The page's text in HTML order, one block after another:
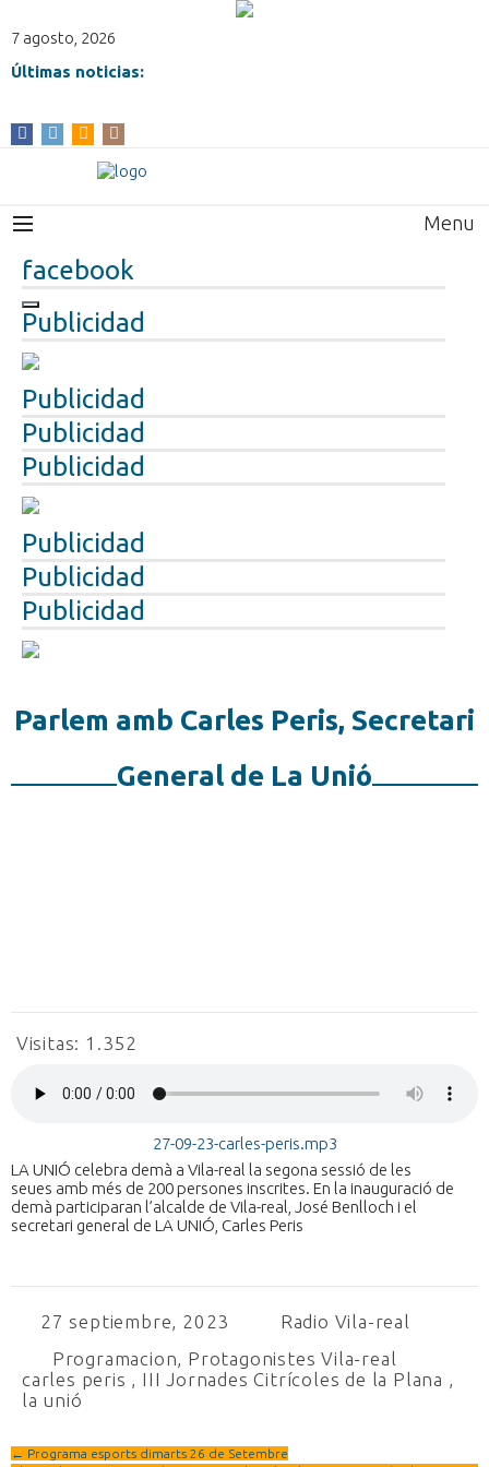
7 agosto, 2026
Últimas noticias:
Menu
facebook
Publicidad
Publicidad
Publicidad
Publicidad
Publicidad
Publicidad
Publicidad
Parlem amb Carles Peris, Secretari
General de La Unió
Visitas: 1.352
27-09-23-carles-peris.mp3
LA UNIÓ celebra demà a Vila-real la segona sessió de les
seues amb més de 200 persones inscrites. En la inauguració de
demà participaran l’alcalde de Vila-real, José Benlloch i el
secretari general de LA UNIÓ, Carles Peris
27 septiembre, 2023
Radio Vila-real
Programacion, Protagonistes Vila-real
carles peris , III Jornades Citrícoles de la Plana ,
la unió
← Programa esports dimarts 26 de Setembre